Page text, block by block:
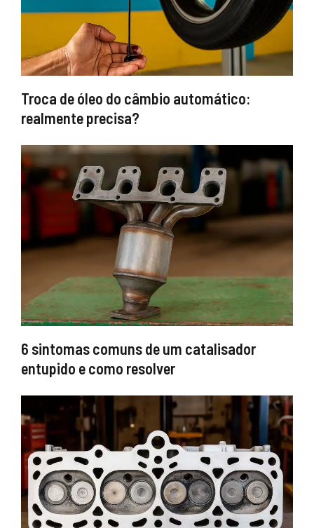
Troca de óleo do câmbio automático:
realmente precisa?
6 sintomas comuns de um catalisador
entupido e como resolver